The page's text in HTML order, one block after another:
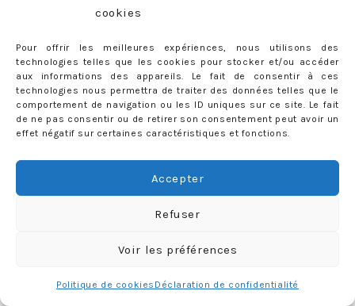
cookies
Pour offrir les meilleures expériences, nous utilisons des
technologies telles que les cookies pour stocker et/ou accéder
aux informations des appareils. Le fait de consentir à ces
technologies nous permettra de traiter des données telles que le
comportement de navigation ou les ID uniques sur ce site. Le fait
de ne pas consentir ou de retirer son consentement peut avoir un
effet négatif sur certaines caractéristiques et fonctions.
Accepter
Refuser
Voir les préférences
Politique de cookies Déclaration de confidentialité
Charger plus Follow me